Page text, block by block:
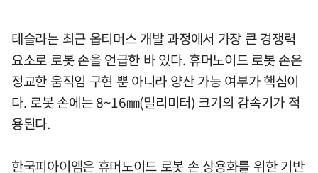
테슬라는 최근 옵티머스 개발 과정에서 가장 큰 경쟁력
요소로 로봇 손을 언급한 바 있다. 휴머노이드 로봇 손은
정교한 움직임 구현 뿐 아니라 양산 가능 여부가 핵심이
다. 로봇 손에는 8~16㎜(밀리미터) 크기의 감속기가 적
용된다.
한국피아이엠은 휴머노이드 로봇 손 상용화를 위한 기반